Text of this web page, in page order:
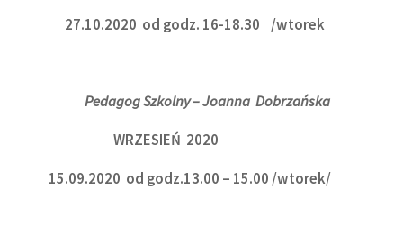
27.10.2020 od godz. 16-18.30 /wtorek
Pedagog Szkolny – Joanna Dobrzańska
WRZESIEŃ 2020
15.09.2020 od godz.13.00 – 15.00 /wtorek/